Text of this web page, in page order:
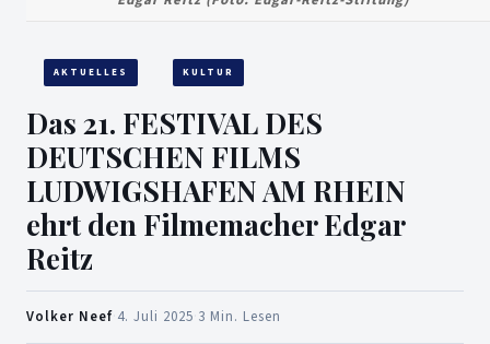
AKTUELLES KULTUR
Das 21. FESTIVAL DES
DEUTSCHEN FILMS
LUDWIGSHAFEN AM RHEIN
ehrt den Filmemacher Edgar
Reitz
Volker Neef 4. Juli 2025 3 Min. Lesen